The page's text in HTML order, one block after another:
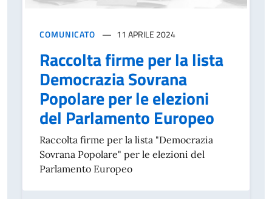
COMUNICATO 11 APRILE 2024
Raccolta firme per la lista
Democrazia Sovrana
Popolare per le elezioni
del Parlamento Europeo
Raccolta firme per la lista "Democrazia
Sovrana Popolare" per le elezioni del
Parlamento Europeo